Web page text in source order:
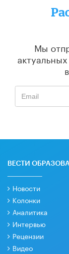
Мы
ВЕСТИ
Новости
Колонки
Аналитика
Интервью
Рецензии
Видео